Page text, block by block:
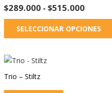
$289.000 - $515.000Rango
de
precios:
desde
SELECCIONAR OPCIONES
Trio – Stiltz